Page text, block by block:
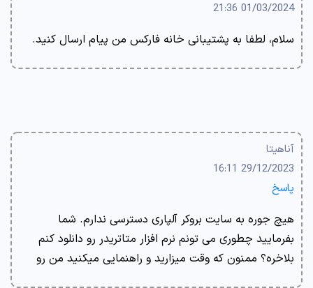
01/03/2024 21:36
سلام، لطفا به پشتیبانی خانه فارکس من پیام ارسال کنید.
آناهیتا
29/12/2023 16:11
پاسخ
هیچ جوره به سایت بروکر آلپاری دسترسی ندارم. شما
بفرمایید چطوری می تونم نرم افزار متاتریدر رو دانلود کنم
بلاخره؟ ممنون که وقت میزارید و راهنمایی میکنید من رو